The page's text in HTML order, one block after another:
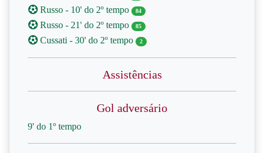
Russo - 10' do 2º tempo 84
Russo - 21' do 2º tempo 85
Cussati - 30' do 2º tempo 2
Assistências
Gol adversário
9' do 1º tempo